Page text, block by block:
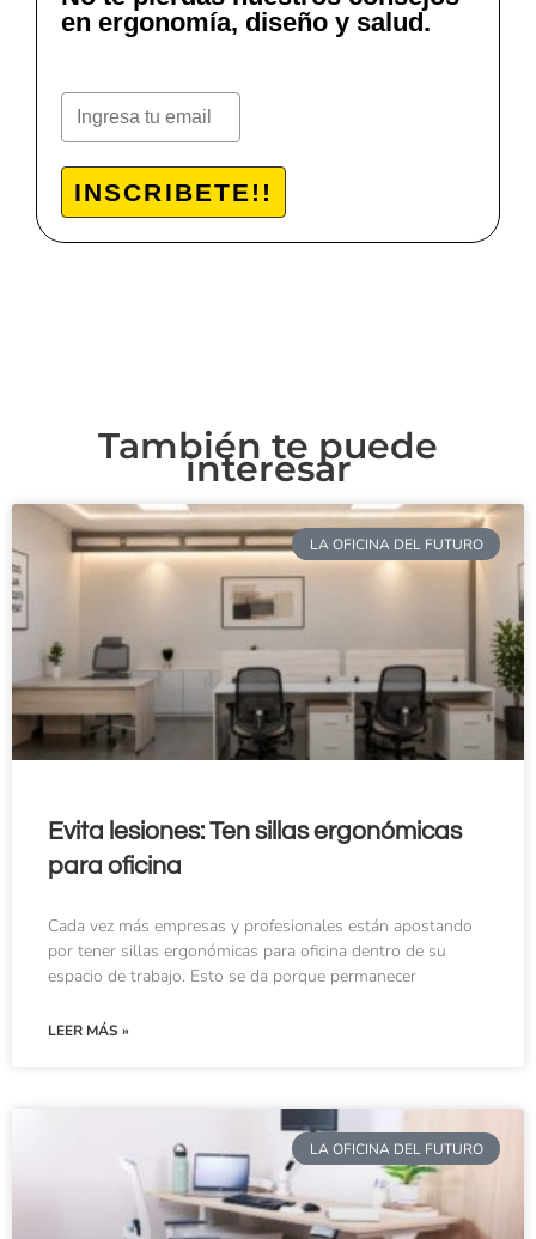
en ergonomía, diseño y salud.
INSCRIBETE!!
También te puede
interesar
LA OFICINA DEL FUTURO
Evita lesiones: Ten sillas ergonómicas
para oficina
Cada vez más empresas y profesionales están apostando
por tener sillas ergonómicas para oficina dentro de su
espacio de trabajo. Esto se da porque permanecer
LEER MÁS »
LA OFICINA DEL FUTURO